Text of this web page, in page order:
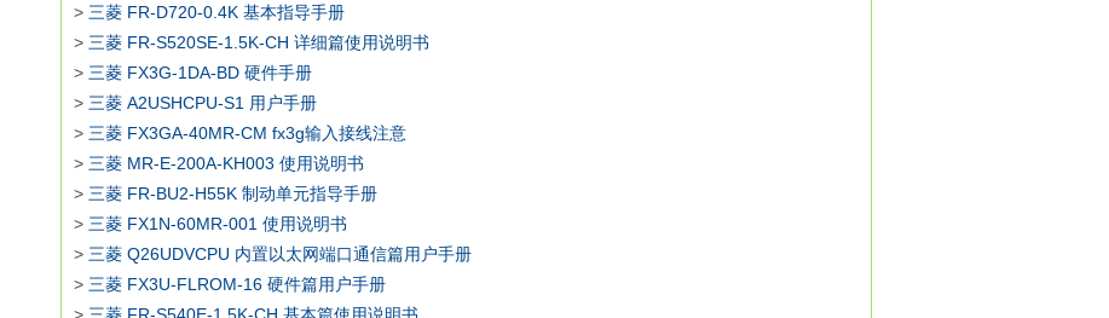
> 三菱 FR-D720-0.4K 基本指导手册
> 三菱 FR-S520SE-1.5K-CH 详细篇使用说明书
> 三菱 FX3G-1DA-BD 硬件手册
> 三菱 A2USHCPU-S1 用户手册
> 三菱 FX3GA-40MR-CM fx3g输入接线注意
> 三菱 MR-E-200A-KH003 使用说明书
> 三菱 FR-BU2-H55K 制动单元指导手册
> 三菱 FX1N-60MR-001 使用说明书
> 三菱 Q26UDVCPU 内置以太网端口通信篇用户手册
> 三菱 FX3U-FLROM-16 硬件篇用户手册
> 三菱 FR-S540E-1.5K-CH 基本篇使用说明书